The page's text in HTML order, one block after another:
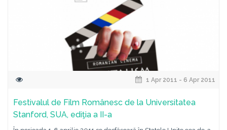
1 Apr 2011 - 6 Apr 2011
Festivalul de Film Românesc de la Universitatea
Stanford, SUA, ediţia a II-a